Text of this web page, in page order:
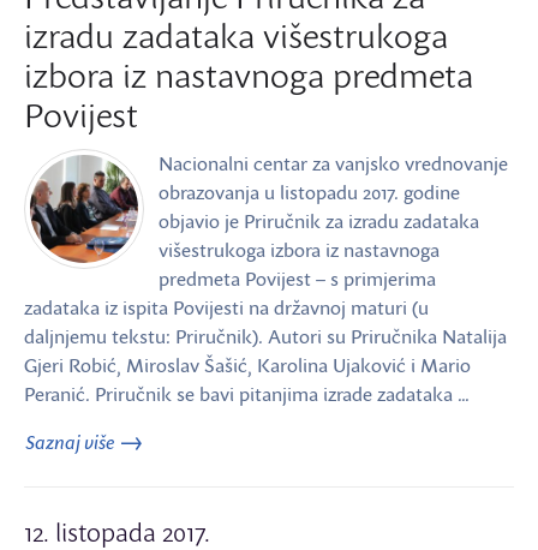
izradu zadataka višestrukoga
izbora iz nastavnoga predmeta
Povijest
Nacionalni centar za vanjsko vrednovanje
obrazovanja u listopadu 2017. godine
objavio je Priručnik za izradu zadataka
višestrukoga izbora iz nastavnoga
predmeta Povijest – s primjerima
zadataka iz ispita Povijesti na državnoj maturi (u
daljnjemu tekstu: Priručnik). Autori su Priručnika Natalija
Gjeri Robić, Miroslav Šašić, Karolina Ujaković i Mario
Peranić. Priručnik se bavi pitanjima izrade zadataka …
Saznaj više
12. listopada 2017.